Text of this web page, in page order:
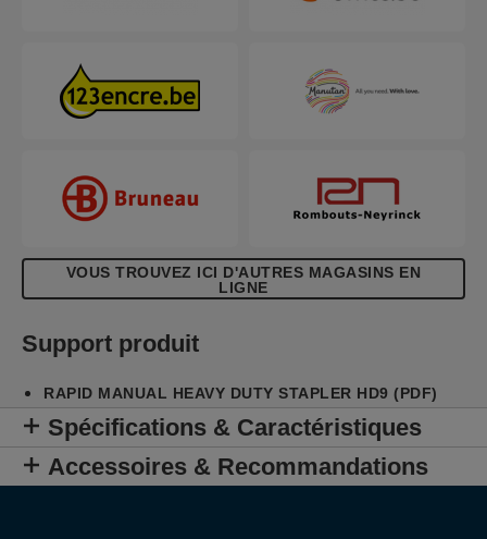
VOUS TROUVEZ ICI D'AUTRES MAGASINS EN
LIGNE
Support produit
RAPID MANUAL HEAVY DUTY STAPLER HD9 (PDF)
Spécifications & Caractéristiques
Accessoires & Recommandations